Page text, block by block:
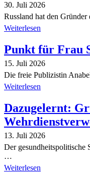
30. Juli 2026
Russland hat den
Weiterlesen
Punkt für Frau
15. Juli 2026
Die freie Publizistin
Weiterlesen
Dazugelernt:
13. Juli 2026
Der gesundheitspolitische
…
Weiterlesen